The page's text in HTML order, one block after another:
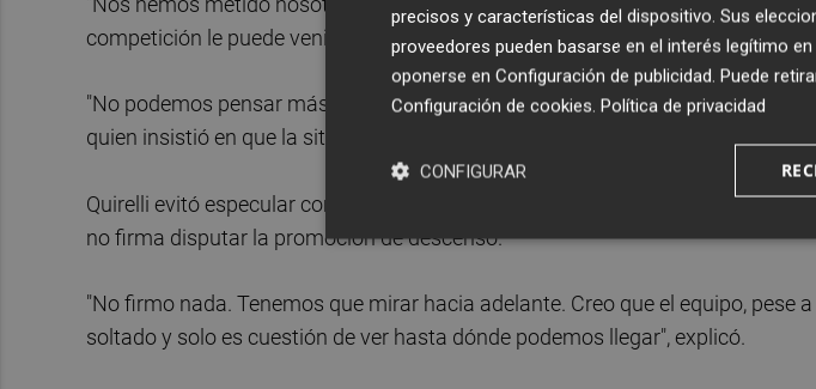
competición le puede venir bien a su equipo para descansar "física y
"No podemos pensar más allá del próximo partido y del siguiente minuto",
quien insistió en que la situación de La Vila es "difícil, aunque no hay nada aún
Quirelli evitó especular con el número de puntos que serán necesarios para
no firma disputar la promoción de descenso.
"No firmo nada. Tenemos que mirar hacia adelante. Creo que el equipo, pese
soltado y solo es cuestión de ver hasta dónde podemos llegar", explicó.
precisos y características del dispositivo. Sus
proveedores pueden basarse en el interés legítimo
oponerse en Configuración de publicidad. Puede
Configuración de cookies. Política de privacidad
CONFIGURAR